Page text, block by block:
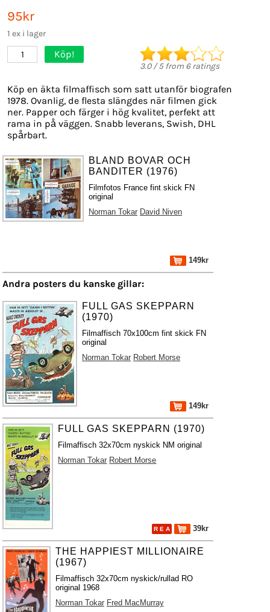
95kr
1 ex i lager
1 Köp!
3.0/5from 6ratings
Köp en äkta filmaffisch som satt utanför biografen
1978. Ovanlig, de flesta slängdes när filmen gick
ner. Papper och färger i hög kvalitet, perfekt att
rama in på väggen. Snabb leverans, Swish, DHL
spårbart.
BLAND BOVAR OCH
BANDITER (1976)
Filmfotos France fint skick FN
original
Norman Tokar David Niven
149kr
Andra posters du kanske gillar:
FULL GAS SKEPPARN
(1970)
Filmaffisch 70x100cm fint skick FN
original
Norman Tokar Robert Morse
149kr
FULL GAS SKEPPARN (1970)
Filmaffisch 32x70cm nyskick NM original
Norman Tokar Robert Morse
R E A 39kr
THE HAPPIEST MILLIONAIRE
(1967)
Filmaffisch 32x70cm nyskick/rullad RO
original 1968
Norman Tokar Fred MacMurray